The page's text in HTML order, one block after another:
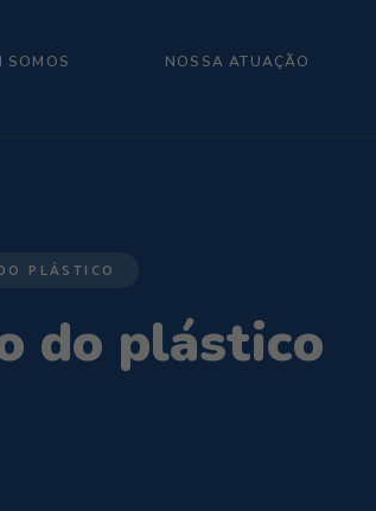
SOMOS NOSSA ATUAÇÃO
PLÁSTICO
do plástico